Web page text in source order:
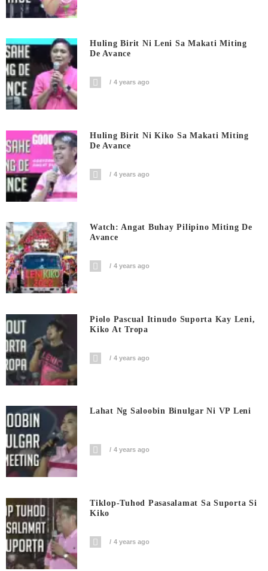
Huling Birit Ni Leni Sa Makati Miting
De Avance
4 years ago
Huling Birit Ni Kiko Sa Makati Miting
De Avance
4 years ago
Watch: Angat Buhay Pilipino Miting De
Avance
4 years ago
Piolo Pascual Itinudo Suporta Kay Leni,
Kiko At Tropa
4 years ago
Lahat Ng Saloobin Binulgar Ni VP Leni
4 years ago
Tiklop-Tuhod Pasasalamat Sa Suporta Si
Kiko
4 years ago